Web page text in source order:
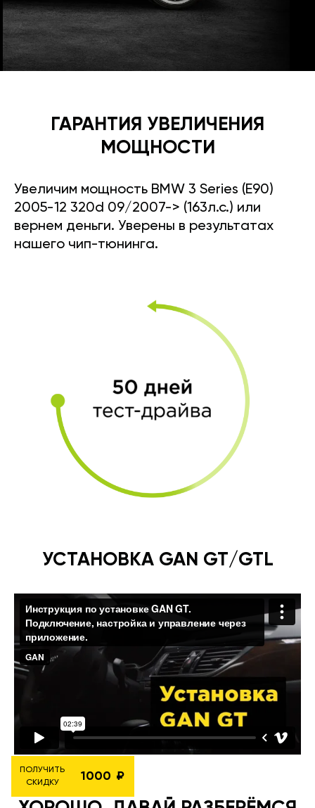
ГАРАНТИЯ УВЕЛИЧЕНИЯ
МОЩНОСТИ
Увеличим мощность BMW 3 Series (E90)
2005-12 320d 09/2007-> (163л.с.) или
вернем деньги. Уверены в результатах
нашего чип-тюнинга.
УСТАНОВКА GAN GT/GTL
ПОЛУЧИТЬ
СКИДКУ
1000